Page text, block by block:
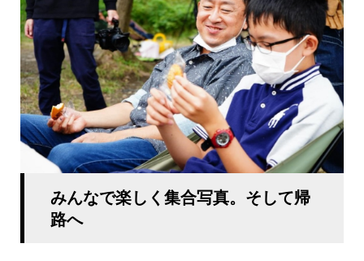
みんなで楽しく集合写真。そして帰
路へ